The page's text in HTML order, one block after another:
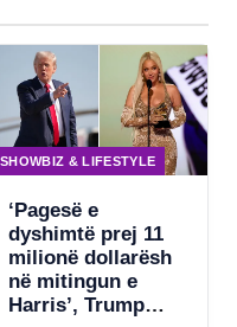
SHOWBIZ & LIFESTYLE
‘Pagesë e
dyshimtë prej 11
milionë dollarësh
në mitingun e
Harris’, Trump